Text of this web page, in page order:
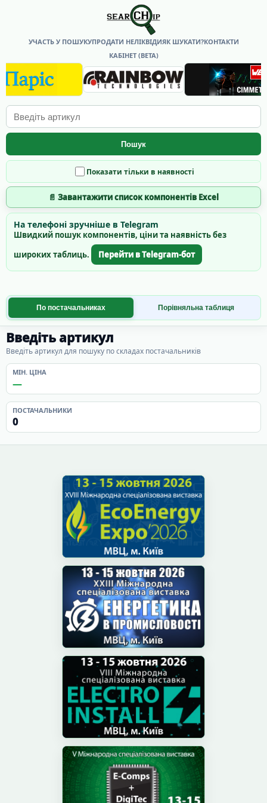
УЧАСТЬ У ПОШУКУПРОДАТИ НЕЛІКВІДИЯК ШУКАТИ?КОНТАКТИ
КАБІНЕТ (BETA)
Пошук
Показати тільки в наявності
📄 Завантажити список компонентів Excel
На телефоні зручніше в Telegram
Швидкий пошук компонентів, ціни та наявність без
широких таблиць.
Перейти в Telegram-бот
По постачальниках Порівняльна таблиця
Введіть артикул
Введіть артикул для пошуку по складах постачальників
МІН. ЦІНА
—
ПОСТАЧАЛЬНИКИ
0